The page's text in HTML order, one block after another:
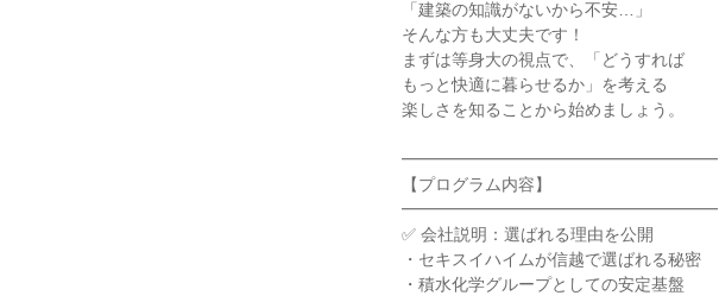
「建築の知識がないから不安…」
そんな方も大丈夫です！
まずは等身大の視点で、「どうすれば
もっと快適に暮らせるか」を考える
楽しさを知ることから始めましょう。
━━━━━━━━━━━━━━━━━━━
【プログラム内容】
━━━━━━━━━━━━━━━━━━━
✅ 会社説明：選ばれる理由を公開
・セキスイハイムが信越で選ばれる秘密
・積水化学グループとしての安定基盤